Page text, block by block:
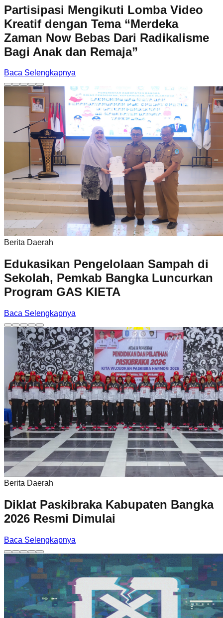
Partisipasi Mengikuti Lomba Video
Kreatif dengan Tema “Merdeka
Zaman Now Bebas Dari Radikalisme
Bagi Anak dan Remaja”
Baca Selengkapnya
Berita Daerah
Edukasikan Pengelolaan Sampah di
Sekolah, Pemkab Bangka Luncurkan
Program GAS KIETA
Baca Selengkapnya
Berita Daerah
Diklat Paskibraka Kabupaten Bangka
2026 Resmi Dimulai
Baca Selengkapnya